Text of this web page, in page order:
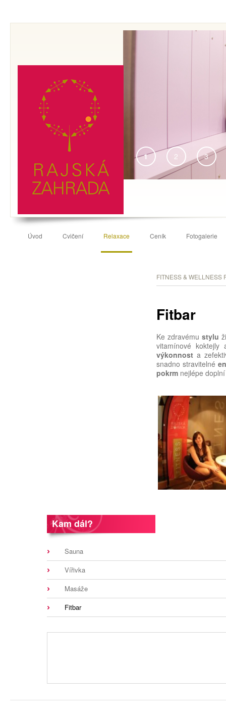
1 2 3
Hlavní navigační menu
Přejít k hlavnímu obsahu webu
Přejít k obsahu postranního panelu
Úvod Cvičení Relaxace Ceník Fotogalerie
FITNESS & WELLNESS
Fitbar
Ke zdravému stylu
vitamínové
výkonnost a
snadno stravitelné
pokrm nejlépe
Kam dál?
Sauna
Vířivka
Masáže
Fitbar